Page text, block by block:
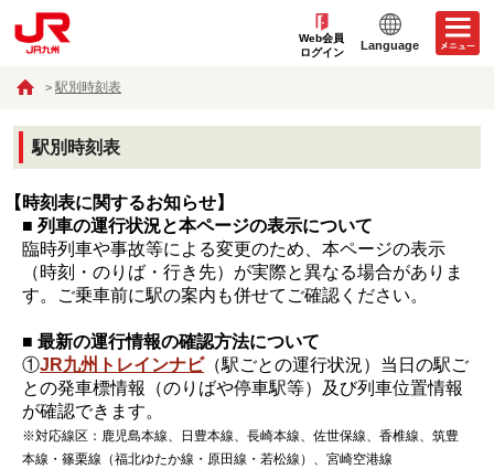
Web会員
ログイン
Language
駅別時刻表
駅別時刻表
【時刻表に関するお知らせ】
■ 列車の運行状況と本ページの表示について
臨時列車や事故等による変更のため、本ページの表示
（時刻・のりば・行き先）が実際と異なる場合がありま
す。ご乗車前に駅の案内も併せてご確認ください。
■ 最新の運行情報の確認方法について
①JR九州トレインナビ（駅ごとの運行状況）当日の駅ご
との発車標情報（のりばや停車駅等）及び列車位置情報
が確認できます。
※対応線区：鹿児島本線、日豊本線、長崎本線、佐世保線、香椎線、筑豊
本線・篠栗線（福北ゆたか線・原田線・若松線）、宮崎空港線